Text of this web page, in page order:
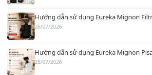
Hướng dẫn sử dụng Eureka Mignon
26/07/2026
Hướng dẫn sử dụng Eureka Mignon
25/07/2026